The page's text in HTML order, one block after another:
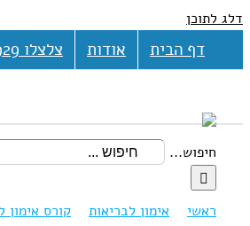
דלג לתוכן
דף הבית אודות צלצלו 052-7331929
חיפוש...
ראשי אימון לבריאות קורס אימון